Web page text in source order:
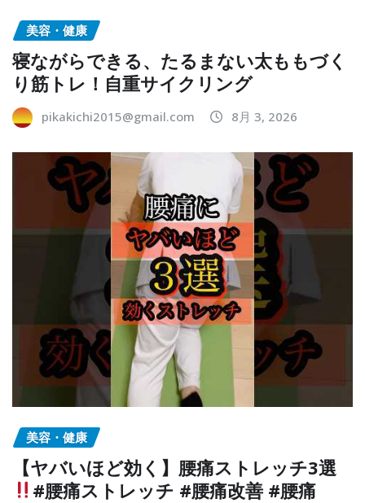
美容・健康
寝ながらできる、たるまない太ももづく
り筋トレ！自重サイクリング
pikakichi2015@gmail.com 8月 3, 2026
美容・健康
【ヤバいほど効く】腰痛ストレッチ3選
#腰痛ストレッチ #腰痛改善 #腰痛